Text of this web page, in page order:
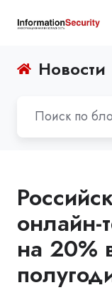
Новости
онлайн-
на 20%